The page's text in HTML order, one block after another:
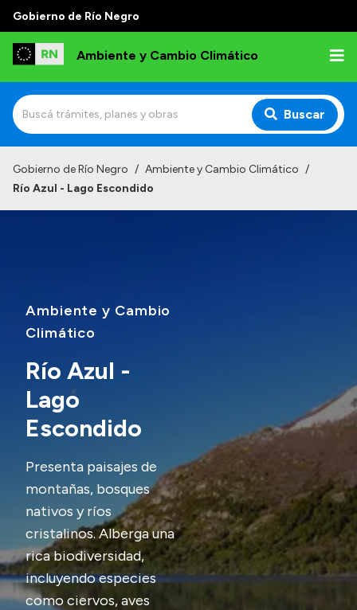
Gobierno de Río Negro
Ambiente y Cambio Climático
Buscar
Normativa
Transparencia
Presupuesto
Boletín Oficial
Compras y licitaciones
Consulta de expedientes
Consulta de pago a proveedores
Convocatorias
Intranet
Login
Gobierno de Río Negro / Ambiente y Cambio Climático /
Río Azul - Lago Escondido
Ambiente y Cambio
Climático
Río Azul -
Lago
Escondido
Presenta paisajes de
montañas, bosques
nativos y ríos
cristalinos. Alberga una
rica biodiversidad,
incluyendo especies
como ciervos, aves